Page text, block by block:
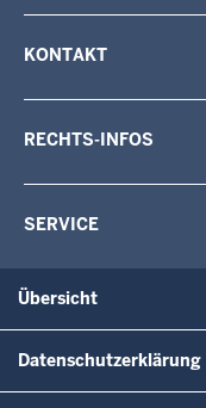
KONTAKT
RECHTS-INFOS
SERVICE
Übersicht
Datenschutzerklärung